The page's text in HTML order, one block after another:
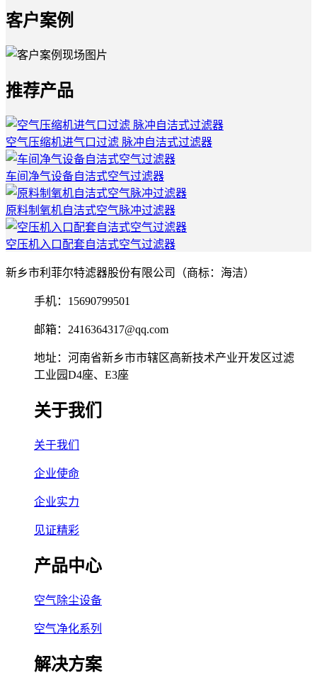
客户案例
推荐产品
空气压缩机进气口过滤 脉冲自洁式过滤器
车间净气设备自洁式空气过滤器
原料制氧机自洁式空气脉冲过滤器
空压机入口配套自洁式空气过滤器
新乡市利菲尔特滤器股份有限公司（商标：海洁）
手机：15690799501
邮箱：2416364317@qq.com
地址：河南省新乡市市辖区高新技术产业开发区过滤
工业园D4座、E3座
关于我们
关于我们
企业使命
企业实力
见证精彩
产品中心
空气除尘设备
空气净化系列
解决方案